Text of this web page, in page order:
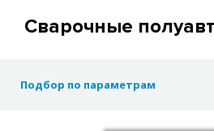
Сварочные
Подбор по параметрам